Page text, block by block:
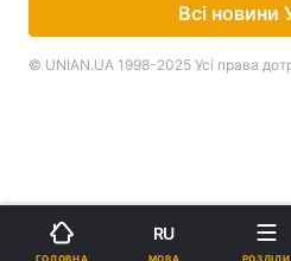
Всі новини
© UNIAN.UA 1998-2025 Усі права
ГОЛОВНА
RU
МОВА РОЗДІЛИ